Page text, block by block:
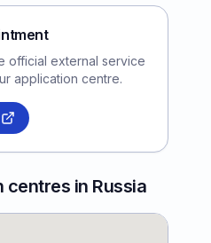
official external service
application centre.
in Russia